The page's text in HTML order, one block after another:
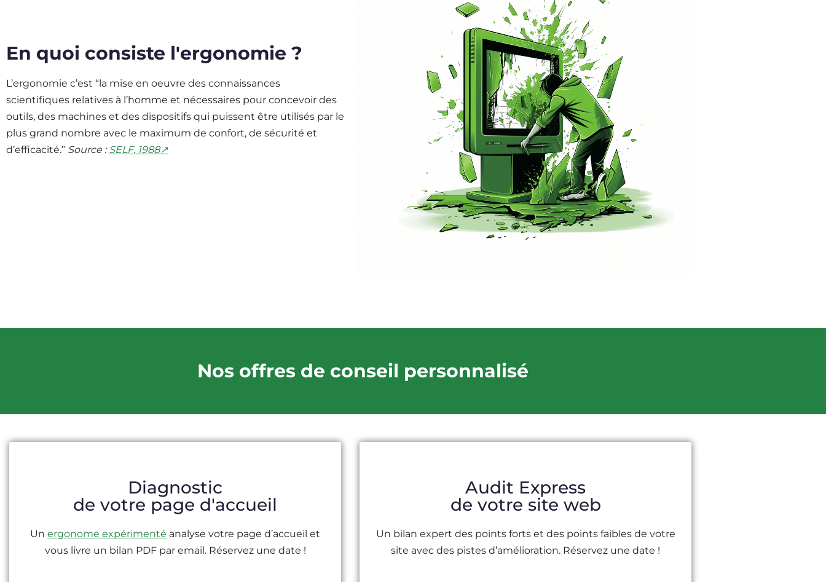
En quoi consiste l'ergonomie ?
L’ergonomie c’est “la mise en oeuvre des connaissances
scientifiques relatives à l’homme et nécessaires pour concevoir des
outils, des machines et des dispositifs qui puissent être utilisés par le
plus grand nombre avec le maximum de confort, de sécurité et
d’efficacité.” Source :SELF, 1988↗
Nos offres de conseil personnalisé
Diagnostic
de votre page d'accueil
Un ergonome expérimenté analyse votre page d’accueil et
vous livre un bilan PDF par email. Réservez une date !
Audit Express
de votre site web
Un bilan expert des points forts et des points faibles de votre
site avec des pistes d’amélioration. Réservez une date !